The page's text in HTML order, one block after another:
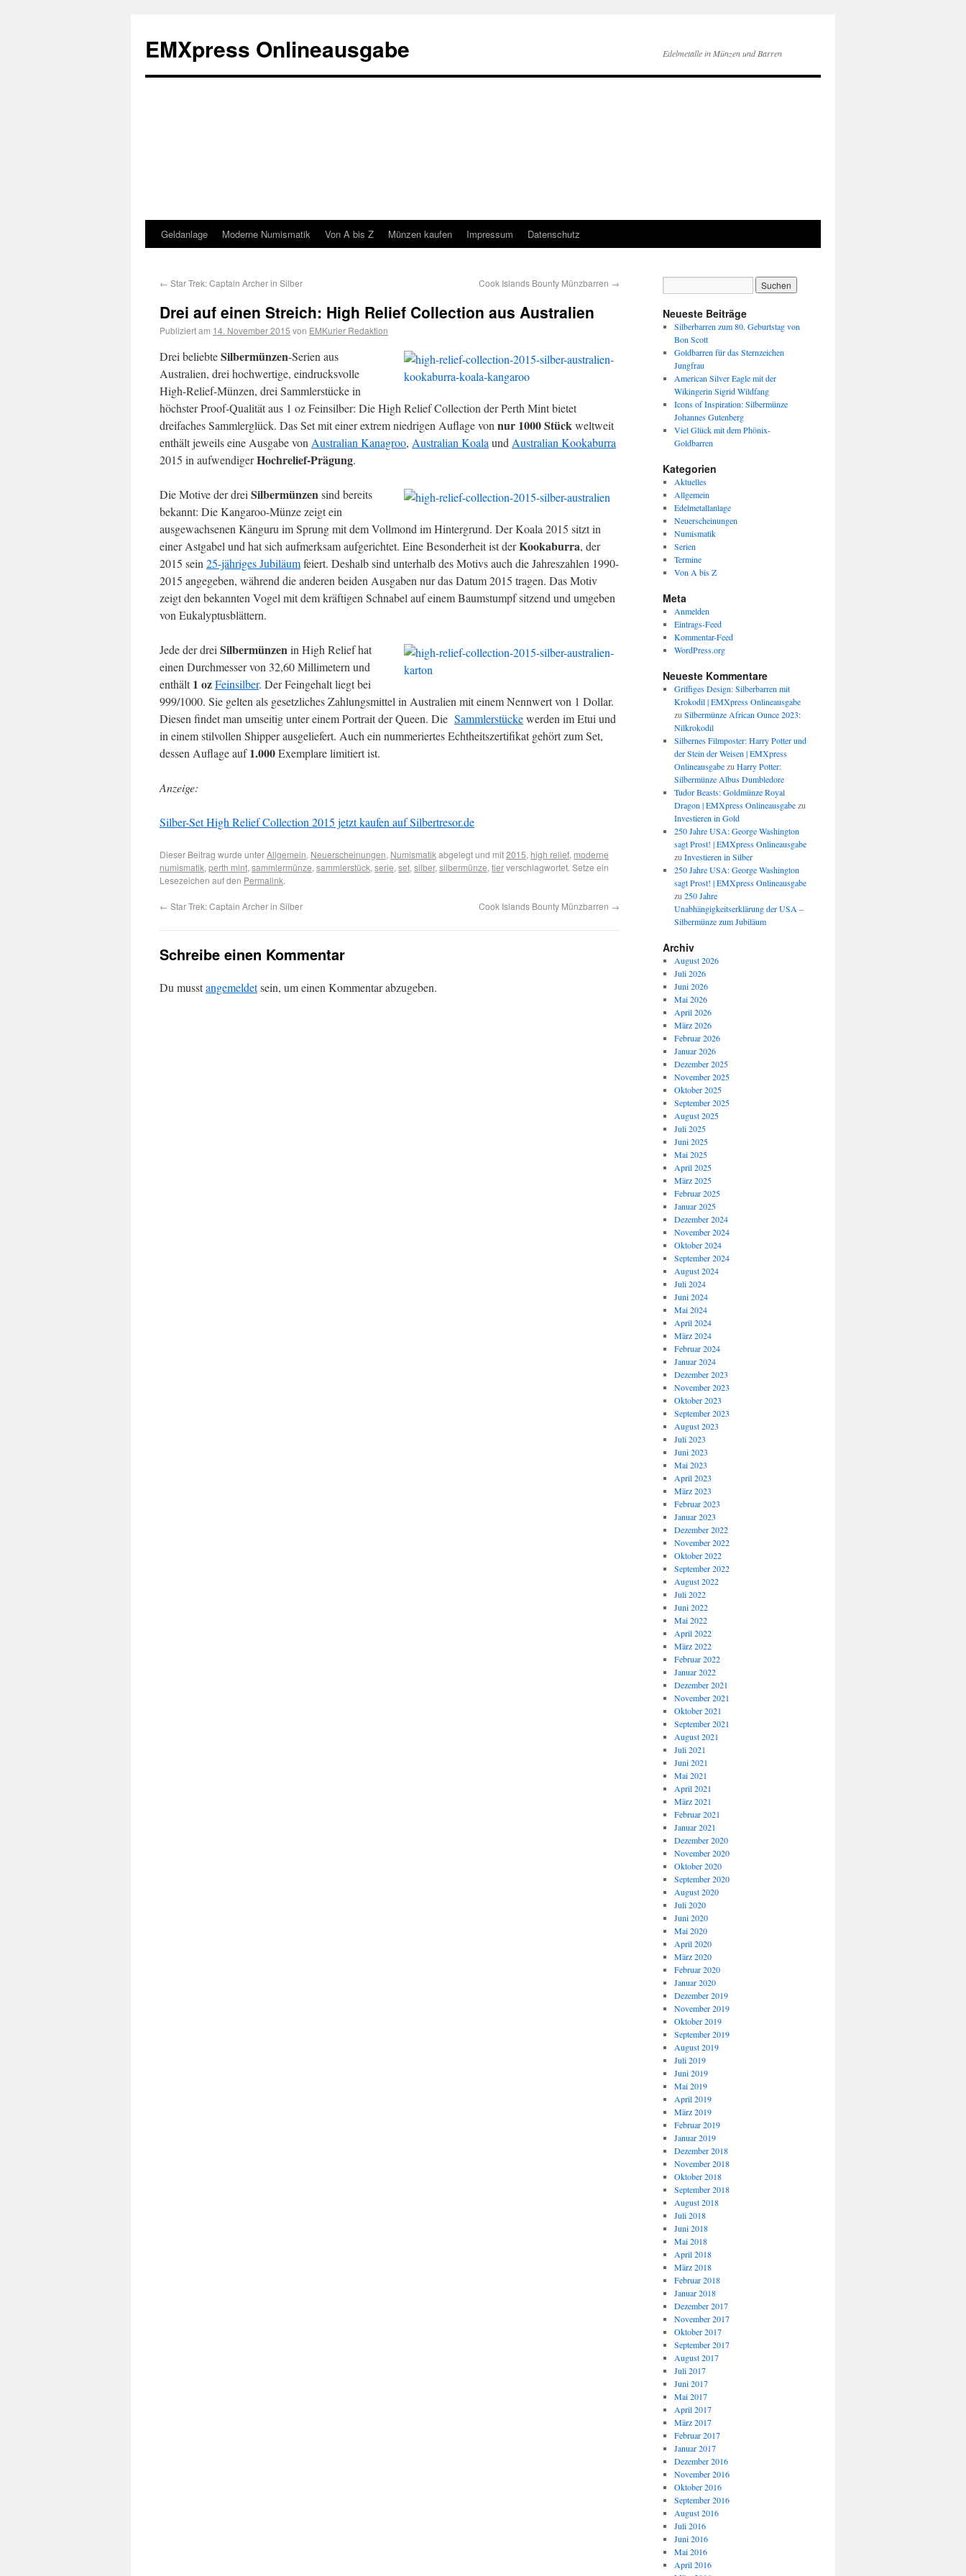
EMXpress Onlineausgabe Edelmetalle in Münzen und Barren
Geldanlage Moderne Numismatik Von A bis Z Münzen kaufen Impressum Datenschutz
← Star Trek: Captain Archer in Silber Cook Islands Bounty Münzbarren →
Drei auf einen Streich: High Relief Collection aus Australien
Publiziert am 14. November 2015 von EMKurier Redaktion
Drei beliebteSilbermünzen-Serien aus
Australien, drei hochwertige, eindrucksvolle
High-Relief-Münzen, drei Sammlerstücke in
höchster Proof-Qualität aus 1 oz Feinsilber: Die High Relief Collection der Perth Mint bietet
dreifaches Sammlerglück. Das Set mit einer extrem niedrigen Auflage von nur 1000 Stückweltweit
enthält jeweils eine Ausgabe von Australian Kanagroo, Australian Koala und Australian Kookaburra
2015 in aufwendigerHochrelief-Prägung.
Die Motive der drei Silbermünzensind bereits
bekannt: Die Kangaroo-Münze zeigt ein
ausgewachsenen Känguru im Sprung mit dem Vollmond im Hintergrund. Der Koala 2015 sitzt in
einer Astgabel und hat sich aufmerksam aufgerichtet. Eine Besonderheit ist derKookaburra, der
2015 sein 25-jähriges Jubiläumfeiert. Deshalb sind unterhalb des Motivs auch die Jahreszahlen 1990-
2015 angegeben, während die anderen beiden Ausgaben nur das Datum 2015 tragen. Das Motiv
zeigt den bekannten Vogel mit dem kräftigen Schnabel auf einem Baumstumpf sitzend und umgeben
von Eukalyptusblättern.
Jede der drei Silbermünzenin High Relief hat
einen Durchmesser von 32,60 Millimetern und
enthält1 ozFeinsilber. Der Feingehalt liegt bei
999/1000. Sie gelten als gesetzliches Zahlungsmittel in Australien mit einem Nennwert von 1 Dollar.
Diesen findet man umseitig unter einem Portrait der Queen. Die Sammlerstückewerden im Etui und
in einem stilvollen Shipper ausgeliefert. Auch ein nummeriertes Echtheitszertifikat gehört zum Set,
dessen Auflage auf1.000Exemplare limitiert ist.
Anzeige:
Silber-Set High Relief Collection 2015 jetzt kaufen auf Silbertresor.de
Dieser Beitrag wurde unterAllgemein, Neuerscheinungen, Numismatikabgelegt und mit2015, high relief, moderne
numismatik, perth mint, sammlermünze, sammlerstück, serie, set, silber, silbermünze, tierverschlagwortet. Setze ein
Lesezeichen auf den Permalink.
← Star Trek: Captain Archer in Silber Cook Islands Bounty Münzbarren →
Schreibe einen Kommentar
Du musstangemeldetsein, um einen Kommentar abzugeben.
Neueste Beiträge
Silberbarren zum 80. Geburtstag von
Bon Scott
Goldbarren für das Sternzeichen
Jungfrau
American Silver Eagle mit der
Wikingerin Sigrid Wildfang
Icons of Inspiration: Silbermünze
Johannes Gutenberg
Viel Glück mit dem Phönix-
Goldbarren
Kategorien
Aktuelles
Allgemein
Edelmetallanlage
Neuerscheinungen
Numismatik
Serien
Termine
Von A bis Z
Meta
Anmelden
Eintrags-Feed
Kommentar-Feed
WordPress.org
Neueste Kommentare
Griffiges Design: Silberbarren mit
Krokodil | EMXpress Onlineausgabe
zu Silbermünze African Ounce 2023:
Nilkrokodil
Silbernes Filmposter: Harry Potter und
der Stein der Weisen | EMXpress
Onlineausgabezu Harry Potter:
Silbermünze Albus Dumbledore
Tudor Beasts: Goldmünze Royal
Dragon | EMXpress Onlineausgabezu
Investieren in Gold
250 Jahre USA: George Washington
sagt Prost! | EMXpress Onlineausgabe
zu Investieren in Silber
250 Jahre USA: George Washington
sagt Prost! | EMXpress Onlineausgabe
zu 250 Jahre
Unabhängigkeitserklärung der USA –
Silbermünze zum Jubiläum
Archiv
August 2026
Juli 2026
Juni 2026
Mai 2026
April 2026
März 2026
Februar 2026
Januar 2026
Dezember 2025
November 2025
Oktober 2025
September 2025
August 2025
Juli 2025
Juni 2025
Mai 2025
April 2025
März 2025
Februar 2025
Januar 2025
Dezember 2024
November 2024
Oktober 2024
September 2024
August 2024
Juli 2024
Juni 2024
Mai 2024
April 2024
März 2024
Februar 2024
Januar 2024
Dezember 2023
November 2023
Oktober 2023
September 2023
August 2023
Juli 2023
Juni 2023
Mai 2023
April 2023
März 2023
Februar 2023
Januar 2023
Dezember 2022
November 2022
Oktober 2022
September 2022
August 2022
Juli 2022
Juni 2022
Mai 2022
April 2022
März 2022
Februar 2022
Januar 2022
Dezember 2021
November 2021
Oktober 2021
September 2021
August 2021
Juli 2021
Juni 2021
Mai 2021
April 2021
März 2021
Februar 2021
Januar 2021
Dezember 2020
November 2020
Oktober 2020
September 2020
August 2020
Juli 2020
Juni 2020
Mai 2020
April 2020
März 2020
Februar 2020
Januar 2020
Dezember 2019
November 2019
Oktober 2019
September 2019
August 2019
Juli 2019
Juni 2019
Mai 2019
April 2019
März 2019
Februar 2019
Januar 2019
Dezember 2018
November 2018
Oktober 2018
September 2018
August 2018
Juli 2018
Juni 2018
Mai 2018
April 2018
März 2018
Februar 2018
Januar 2018
Dezember 2017
November 2017
Oktober 2017
September 2017
August 2017
Juli 2017
Juni 2017
Mai 2017
April 2017
März 2017
Februar 2017
Januar 2017
Dezember 2016
November 2016
Oktober 2016
September 2016
August 2016
Juli 2016
Juni 2016
Mai 2016
April 2016